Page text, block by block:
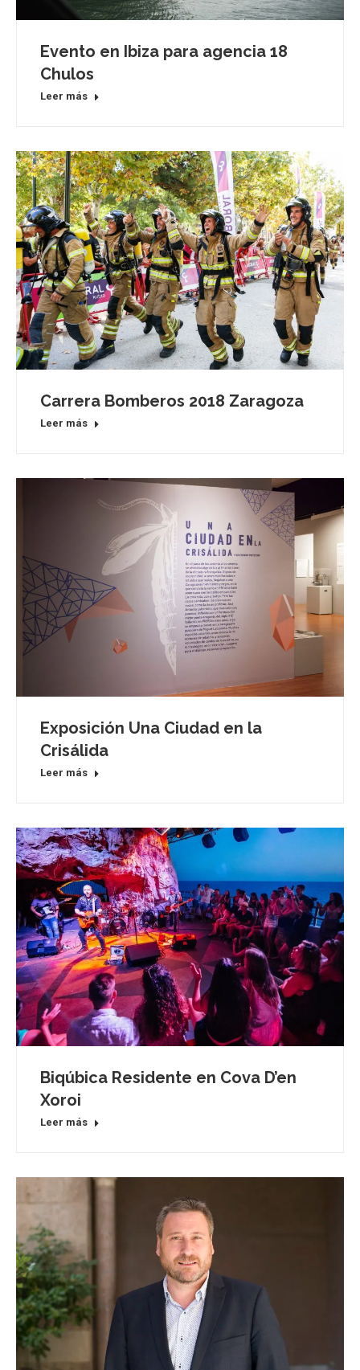
Evento en Ibiza para agencia 18
Chulos
Leer más
Carrera Bomberos 2018 Zaragoza
Leer más
Exposición Una Ciudad en la
Crisálida
Leer más
Biqúbica Residente en Cova D’en
Xoroi
Leer más